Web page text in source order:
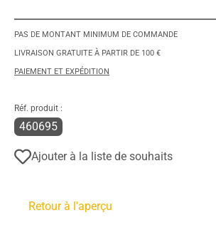
PAS DE MONTANT MINIMUM DE COMMANDE
LIVRAISON GRATUITE À PARTIR DE 100 €
PAIEMENT ET EXPÉDITION
Réf. produit :
460695
Ajouter à la liste de souhaits
Retour à l'aperçu